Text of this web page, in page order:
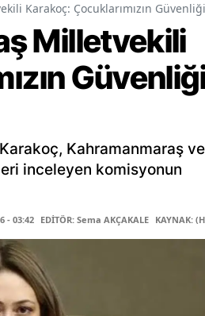
Karakoç: Çocuklarımızın
Milletvekili
Kahramanmaraş ve
inceleyen komisyonun
- 03:42 EDİTÖR: Sema AKÇAKALE KAYNAK: